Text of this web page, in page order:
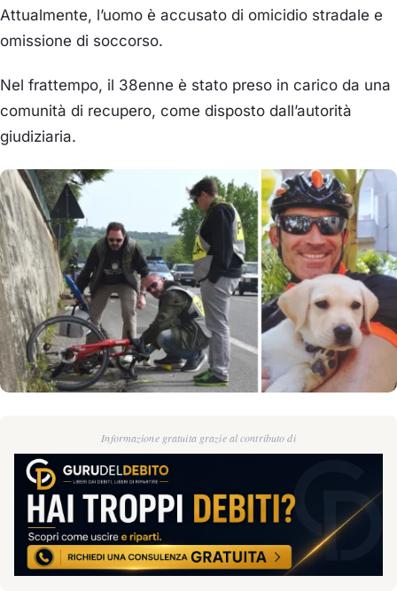
Attualmente, l’uomo è accusato di omicidio stradale e
omissione di soccorso.
Nel frattempo, il 38enne è stato preso in carico da una
comunità di recupero, come disposto dall’autorità
giudiziaria.
Informazione gratuita grazie al contributo di